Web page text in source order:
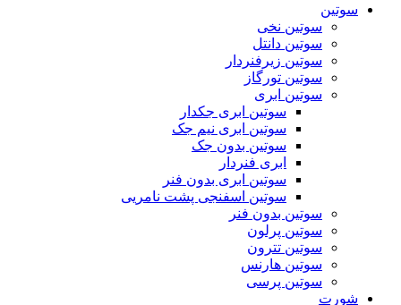
سوتین
سوتین نخی
سوتین دانتل
سوتین زیرفنردار
سوتین تورگاز
سوتین ابری
سوتین ابری جکدار
سوتین ابری نیم جک
سوتین بدون جک
ابری فنردار
سوتین ابری بدون فنر
سوتین اسفنجی پشت نامریی
سوتین بدون فنر
سوتین پرلون
سوتین تترون
سوتین هارنس
سوتین پرسی
شورت